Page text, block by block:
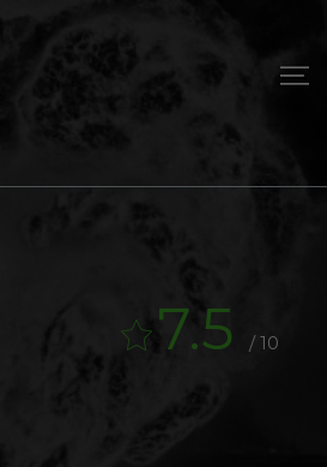
7.5 / 10